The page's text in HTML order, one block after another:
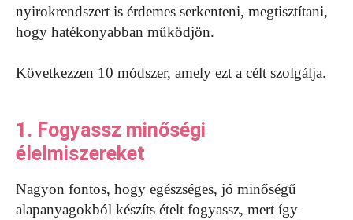
nyirokrendszert is érdemes serkenteni, megtisztítani,
hogy hatékonyabban működjön.
Következzen 10 módszer, amely ezt a célt szolgálja.
1. Fogyassz minőségi
élelmiszereket
Nagyon fontos, hogy egészséges, jó minőségű
alapanyagokból készíts ételt fogyassz, mert így